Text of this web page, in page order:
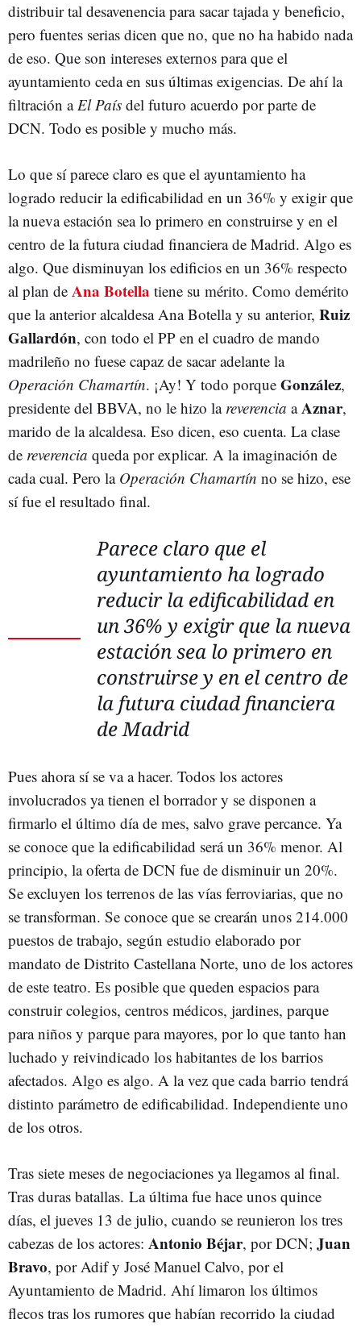
distribuir tal desavenencia para sacar tajada y beneficio,
pero fuentes serias dicen que no, que no ha habido nada
de eso. Que son intereses externos para que el
ayuntamiento ceda en sus últimas exigencias. De ahí la
filtración aEl País del futuro acuerdo por parte de
DCN. Todo es posible y mucho más.
Lo que sí parece claro es que el ayuntamiento ha
logrado reducir la edificabilidad en un 36% y exigir que
la nueva estación sea lo primero en construirse y en el
centro de la futura ciudad financiera de Madrid. Algo es
algo. Que disminuyan los edificios en un 36% respecto
al plan de Ana Botella tiene su mérito. Como demérito
que la anterior alcaldesa Ana Botella y su anterior, Ruiz
Gallardón, con todo el PP en el cuadro de mando
madrileño no fuese capaz de sacar adelante la
Operación Chamartín. ¡Ay! Y todo porque González,
presidente del BBVA, no le hizo la reverencia aAznar,
marido de la alcaldesa. Eso dicen, eso cuenta. La clase
de reverencia queda por explicar. A la imaginación de
cada cual. Pero la Operación Chamartín no se hizo, ese
sí fue el resultado final.
Parece claro que el
ayuntamiento ha logrado
reducir la edificabilidad en
un 36% y exigir que la nueva
estación sea lo primero en
construirse y en el centro de
la futura ciudad financiera
de Madrid
Pues ahora sí se va a hacer. Todos los actores
involucrados ya tienen el borrador y se disponen a
firmarlo el último día de mes, salvo grave percance. Ya
se conoce que la edificabilidad será un 36% menor. Al
principio, la oferta de DCN fue de disminuir un 20%.
Se excluyen los terrenos de las vías ferroviarias, que no
se transforman. Se conoce que se crearán unos 214.000
puestos de trabajo, según estudio elaborado por
mandato de Distrito Castellana Norte, uno de los actores
de este teatro. Es posible que queden espacios para
construir colegios, centros médicos, jardines, parque
para niños y parque para mayores, por lo que tanto han
luchado y reivindicado los habitantes de los barrios
afectados. Algo es algo. A la vez que cada barrio tendrá
distinto parámetro de edificabilidad. Independiente uno
de los otros.
Tras siete meses de negociaciones ya llegamos al final.
Tras duras batallas. La última fue hace unos quince
días, el jueves 13 de julio, cuando se reunieron los tres
cabezas de los actores: Antonio Béjar, por DCN; Juan
Bravo, por Adif y José Manuel Calvo, por el
Ayuntamiento de Madrid. Ahí limaron los últimos
flecos tras los rumores que habían recorrido la ciudad